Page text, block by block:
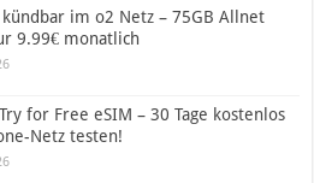
im o2 Netz – 75GB Allnet
9.99€ monatlich
for Free eSIM – 30 Tage kostenlos
Netz testen!